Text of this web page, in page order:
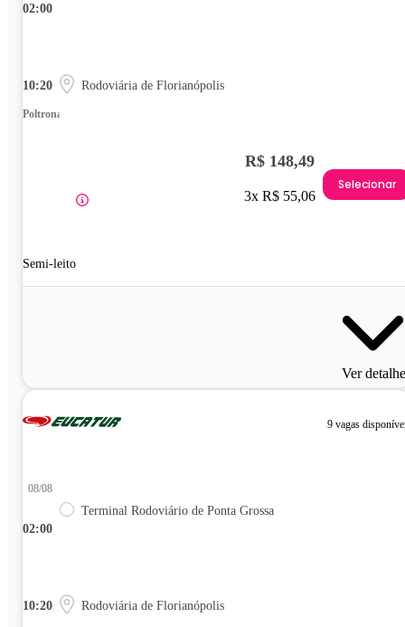
02:00
10:20 Rodoviária de Florianópolis
Poltrona
Semi-leito
R$ 148,49
3x R$ 55,06
Selecionar
Ver
9 vagas
02:00
08/08
Terminal Rodoviário de Ponta Grossa
10:20 Rodoviária de Florianópolis